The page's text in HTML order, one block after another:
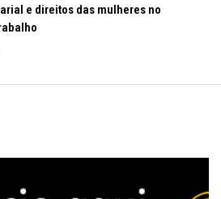
e direitos das mulheres no